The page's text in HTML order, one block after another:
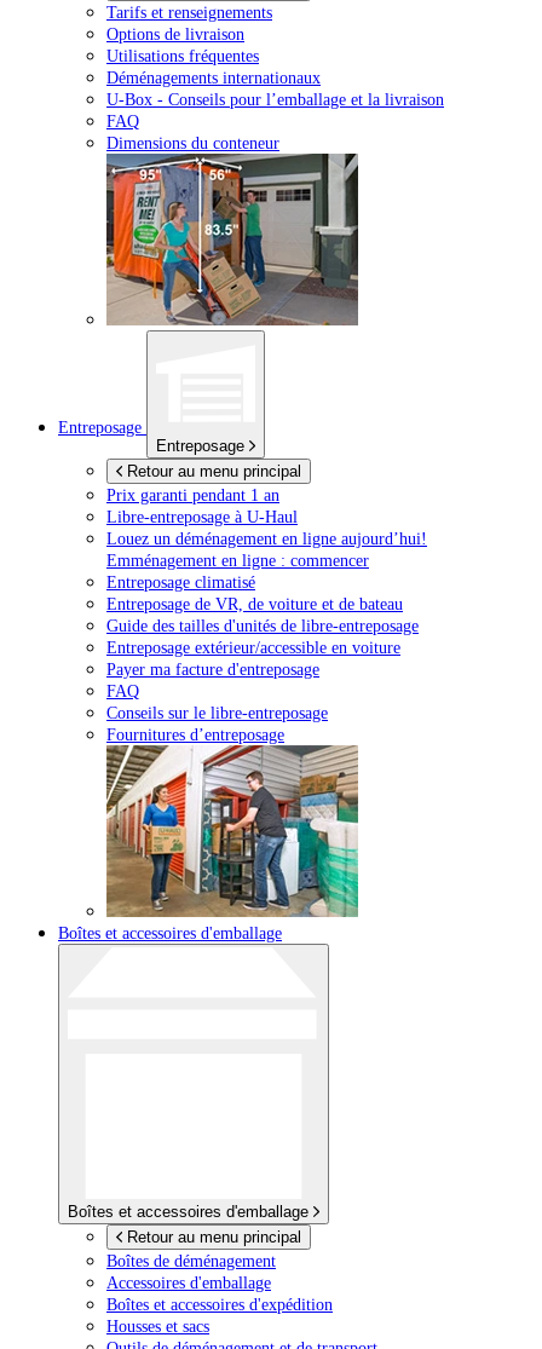
Tarifs et renseignements
Options de livraison
Utilisations fréquentes
Déménagements internationaux
U-Box - Conseils pour l’emballage et la livraison
FAQ
Dimensions du conteneur
Entreposage
Entreposage
Retour au menu principal
Prix garanti pendant 1 an
Libre-entreposage à U-Haul
Louez un déménagement en ligne aujourd’hui!
Emménagement en ligne : commencer
Entreposage climatisé
Entreposage de VR, de voiture et de bateau
Guide des tailles d'unités de libre-entreposage
Entreposage extérieur/accessible en voiture
Payer ma facture d'entreposage
FAQ
Conseils sur le libre-entreposage
Fournitures d’entreposage
Boîtes et accessoires d'emballage
Boîtes et accessoires d'emballage
Retour au menu principal
Boîtes de déménagement
Accessoires d'emballage
Boîtes et accessoires d'expédition
Housses et sacs